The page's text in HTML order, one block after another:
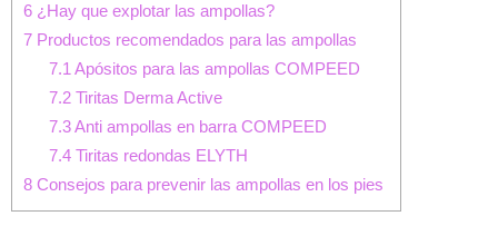
6 ¿Hay que explotar las ampollas?
7 Productos recomendados para las ampollas
7.1 Apósitos para las ampollas COMPEED
7.2Tiritas Derma Active
7.3Anti ampollas en barra COMPEED
7.4Tiritas redondas ELYTH
8 Consejos para prevenir las ampollas en los pies